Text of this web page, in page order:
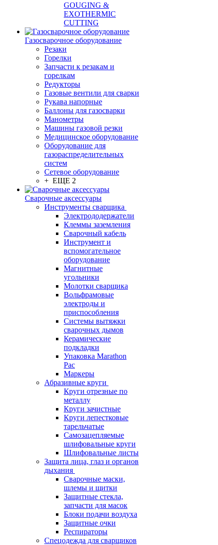
GOUGING &
EXOTHERMIC
CUTTING
Газосварочное оборудование
Резаки
Горелки
Запчасти к резакам и
горелкам
Редукторы
Газовые вентили для сварки
Рукава напорные
Баллоны для газосварки
Манометры
Машины газовой резки
Медицинское оборудование
Оборудование для
газораспределительных
систем
Сетевое оборудование
+ ЕЩЕ 2
Сварочные аксессуары
Инструменты сварщика
Электрододержатели
Клеммы заземления
Сварочный кабель
Инструмент и
вспомогательное
оборудование
Магнитные
угольники
Молотки сварщика
Вольфрамовые
электроды и
приспособления
Системы вытяжки
сварочных дымов
Керамические
подкладки
Упаковка Marathon
Pac
Маркеры
Абразивные круги
Круги отрезные по
металлу
Круги зачистные
Круги лепестковые
тарельчатые
Самозацепляемые
шлифовальные круги
Шлифовальные листы
Защита лица, глаз и органов
дыхания
Сварочные маски,
шлемы и щитки
Защитные стекла,
запчасти для масок
Блоки подачи воздуха
Защитные очки
Респираторы
Спецодежда для сварщиков